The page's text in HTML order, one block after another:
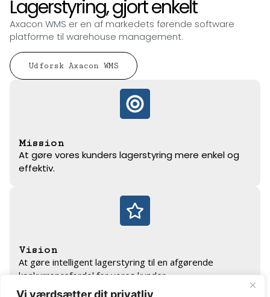
Vi værdsætter dit privatliv
Lagerstyring, gjort enkelt
Axacon WMS er en af markedets førende software
platforme til warehouse management.
Udforsk Axacon WMS
Mission
At gøre vores kunders lagerstyring mere enkel og
effektiv.
Vision
At gøre intelligent lagerstyring til en afgørende
konkurrencefordel for vores kunder.